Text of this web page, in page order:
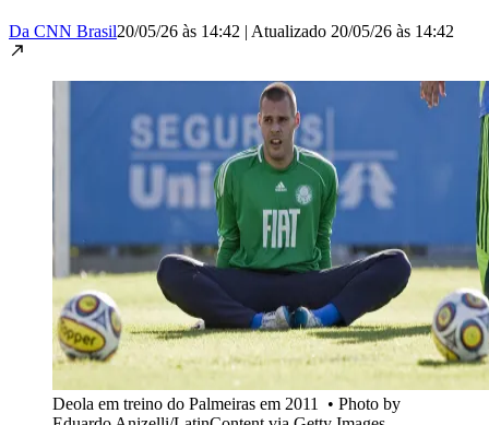
Da CNN Brasil20/05/26 às 14:42 | Atualizado 20/05/26 às 14:42
Deola em treino do Palmeiras em 2011 • Photo by